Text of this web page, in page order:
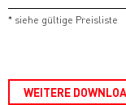
* siehe gültige Preisliste
WEITERE